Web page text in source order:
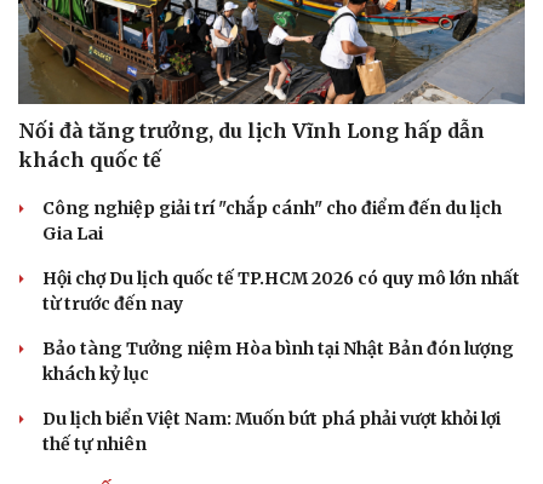
Nối đà tăng trưởng, du lịch Vĩnh Long hấp dẫn
khách quốc tế
Công nghiệp giải trí "chắp cánh" cho điểm đến du lịch
Gia Lai
Hội chợ Du lịch quốc tế TP.HCM 2026 có quy mô lớn nhất
từ trước đến nay
Bảo tàng Tưởng niệm Hòa bình tại Nhật Bản đón lượng
khách kỷ lục
Du lịch biển Việt Nam: Muốn bứt phá phải vượt khỏi lợi
thế tự nhiên